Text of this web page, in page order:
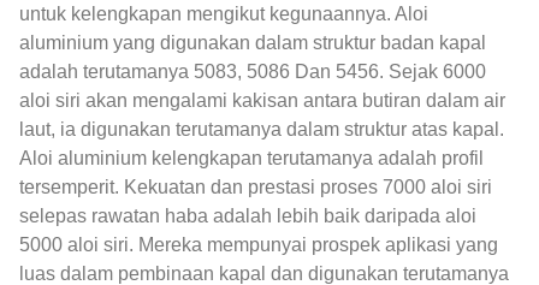
untuk kelengkapan mengikut kegunaannya. Aloi
aluminium yang digunakan dalam struktur badan kapal
adalah terutamanya 5083, 5086 Dan 5456. Sejak 6000
aloi siri akan mengalami kakisan antara butiran dalam air
laut, ia digunakan terutamanya dalam struktur atas kapal.
Aloi aluminium kelengkapan terutamanya adalah profil
tersemperit. Kekuatan dan prestasi proses 7000 aloi siri
selepas rawatan haba adalah lebih baik daripada aloi
5000 aloi siri. Mereka mempunyai prospek aplikasi yang
luas dalam pembinaan kapal dan digunakan terutamanya